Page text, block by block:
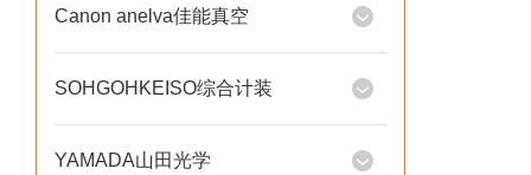
Canon anelva佳能真空
SOHGOHKEISO综合计装
YAMADA山田光学